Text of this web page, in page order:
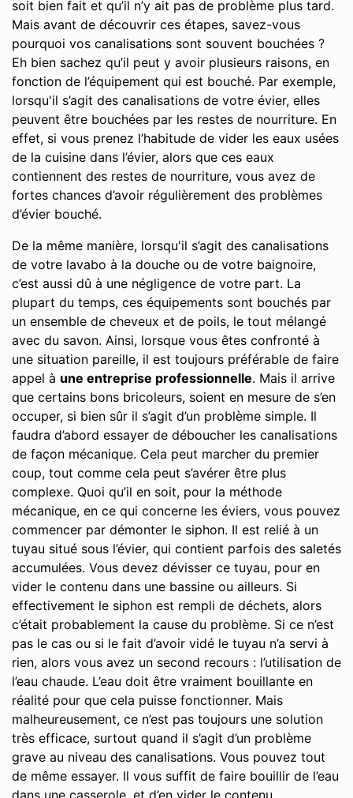
soit bien fait et qu’il n’y ait pas de problème plus tard.
Mais avant de découvrir ces étapes, savez-vous
pourquoi vos canalisations sont souvent bouchées ?
Eh bien sachez qu’il peut y avoir plusieurs raisons, en
fonction de l’équipement qui est bouché. Par exemple,
lorsqu'il s’agit des canalisations de votre évier, elles
peuvent être bouchées par les restes de nourriture. En
effet, si vous prenez l’habitude de vider les eaux usées
de la cuisine dans l’évier, alors que ces eaux
contiennent des restes de nourriture, vous avez de
fortes chances d’avoir régulièrement des problèmes
d’évier bouché.
De la même manière, lorsqu'il s’agit des canalisations
de votre lavabo à la douche ou de votre baignoire,
c’est aussi dû à une négligence de votre part. La
plupart du temps, ces équipements sont bouchés par
un ensemble de cheveux et de poils, le tout mélangé
avec du savon. Ainsi, lorsque vous êtes confronté à
une situation pareille, il est toujours préférable de faire
appel à une entreprise professionnelle. Mais il arrive
que certains bons bricoleurs, soient en mesure de s’en
occuper, si bien sûr il s’agit d’un problème simple. Il
faudra d’abord essayer de déboucher les canalisations
de façon mécanique. Cela peut marcher du premier
coup, tout comme cela peut s’avérer être plus
complexe. Quoi qu’il en soit, pour la méthode
mécanique, en ce qui concerne les éviers, vous pouvez
commencer par démonter le siphon. Il est relié à un
tuyau situé sous l’évier, qui contient parfois des saletés
accumulées. Vous devez dévisser ce tuyau, pour en
vider le contenu dans une bassine ou ailleurs. Si
effectivement le siphon est rempli de déchets, alors
c’était probablement la cause du problème. Si ce n’est
pas le cas ou si le fait d’avoir vidé le tuyau n’a servi à
rien, alors vous avez un second recours : l’utilisation de
l’eau chaude. L’eau doit être vraiment bouillante en
réalité pour que cela puisse fonctionner. Mais
malheureusement, ce n’est pas toujours une solution
très efficace, surtout quand il s’agit d’un problème
grave au niveau des canalisations. Vous pouvez tout
de même essayer. Il vous suffit de faire bouillir de l’eau
dans une casserole, et d’en vider le contenu